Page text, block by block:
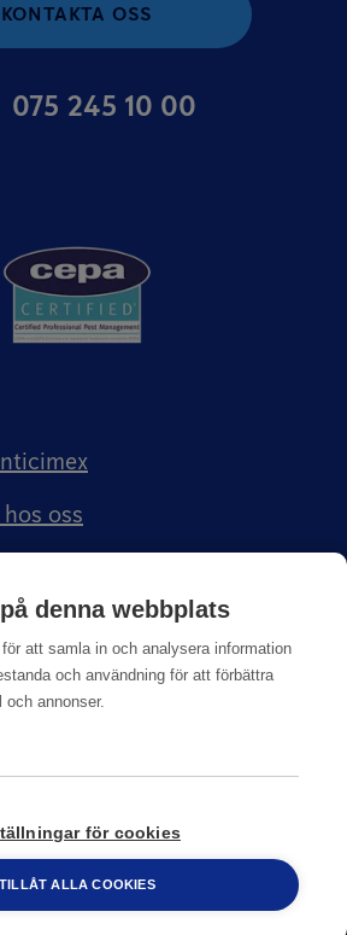
KONTAKTA OSS
075 245 10 00
hos oss
Försäkringar AB
Integritetspolicy
2026Anticimex
denna webbplats
att samla in och analysera information
och användning för att förbättra
och annonser.
för cookies
TILLÅT ALLA COOKIES